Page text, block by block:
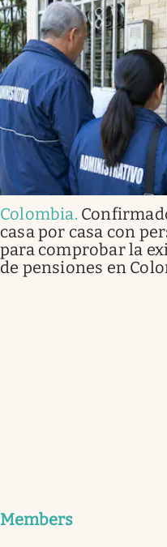
Colombia.
casa por casa con
para comprobar la
de pensiones en
Members